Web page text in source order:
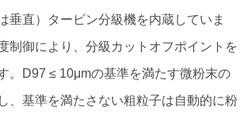
垂直）タービン分級機を内蔵していま
制御により、分級カットオフポイントを
。D97 ≤ 10μmの基準を満たす微粉末の
、基準を満たさない粗粒子は自動的に粉